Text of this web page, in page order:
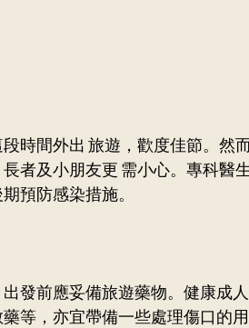
時間外出 旅遊，歡度佳節。然
者及小朋友更 需小心。專科醫
預防感染措施。
發前應妥備旅遊藥物。健康成
等，亦宜帶備一些處理傷口的